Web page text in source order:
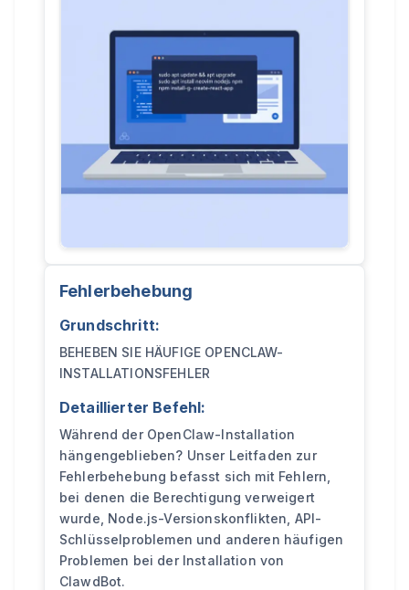
Fehlerbehebung
Grundschritt:
BEHEBEN SIE HÄUFIGE OPENCLAW-
INSTALLATIONSFEHLER
Detaillierter Befehl:
Während der OpenClaw-Installation
hängengeblieben? Unser Leitfaden zur
Fehlerbehebung befasst sich mit Fehlern,
bei denen die Berechtigung verweigert
wurde, Node.js-Versionskonflikten, API-
Schlüsselproblemen und anderen häufigen
Problemen bei der Installation von
ClawdBot.